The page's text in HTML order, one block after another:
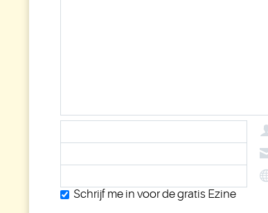
Schrijf me in voor de gratis Ezine